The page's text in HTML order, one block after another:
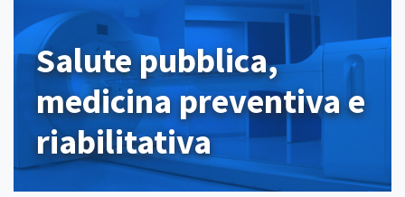
Salute pubblica,
medicina preventiva e
riabilitativa